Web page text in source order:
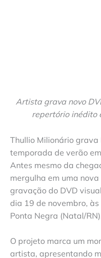
Artista grava novo
repertório inédito
Thullio Milionário grava
temporada de verão
Antes mesmo da
mergulha em uma
gravação do DVD
dia 19 de novembro,
Ponta Negra (Natal/
O projeto marca um
artista, apresentando